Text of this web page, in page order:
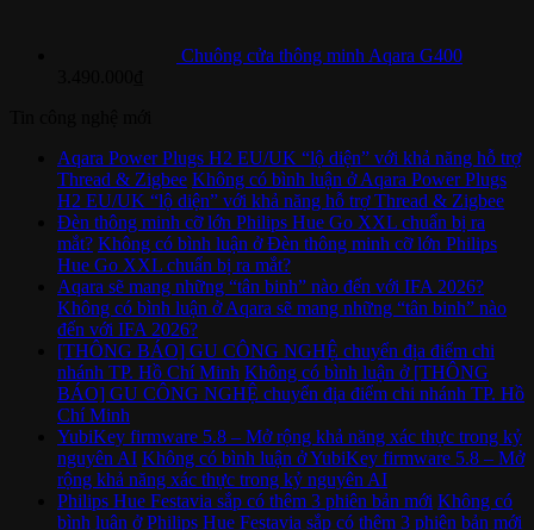
Chuông cửa thông minh Aqara G400
Aqara Power Plugs H2 EU/UK “lộ diện” với khả năng hỗ trợ
Thread & Zigbee Không có bình luận ở Aqara Power Plugs
H2 EU/UK “lộ diện” với khả năng hỗ trợ Thread & Zigbee
Đèn thông minh cỡ lớn Philips Hue Go XXL chuẩn bị ra
mắt? Không có bình luận ở Đèn thông minh cỡ lớn Philips
Hue Go XXL chuẩn bị ra mắt?
Aqara sẽ mang những “tân binh” nào đến với IFA 2026?
Không có bình luận ở Aqara sẽ mang những “tân binh” nào
đến với IFA 2026?
[THÔNG BÁO] GU CÔNG NGHỆ chuyển địa điểm chi
nhánh TP. Hồ Chí Minh Không có bình luận ở [THÔNG
BÁO] GU CÔNG NGHỆ chuyển địa điểm chi nhánh TP. Hồ
Chí Minh
YubiKey firmware 5.8 – Mở rộng khả năng xác thực trong kỷ
nguyên AI Không có bình luận ở YubiKey firmware 5.8 – Mở
rộng khả năng xác thực trong kỷ nguyên AI
Philips Hue Festavia sắp có thêm 3 phiên bản mới Không có
bình luận ở Philips Hue Festavia sắp có thêm 3 phiên bản mới